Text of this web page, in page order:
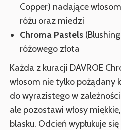
Copper) nadające
różu oraz miedzi
Chroma Pastels
różowego złota
Każda z kuracji DAVROE
włosom nie tylko pożądany
do wyrazistego w
ale pozostawi włosy
blasku. Odcień wypłukuje